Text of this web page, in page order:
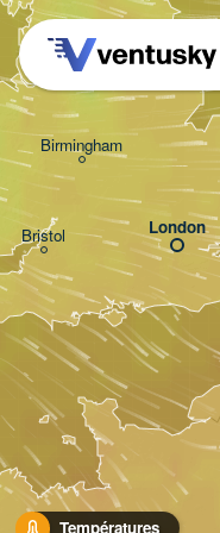
Températures
London
Birmingham
Leeds
Bristol